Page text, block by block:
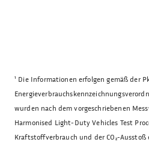
¹ Die Informationen erfolgen gemäß der
wurden nach dem vorgeschriebenen
Harmonised Light-Duty Vehicles Test
Kraftstoffverbrauch und der CO₂-